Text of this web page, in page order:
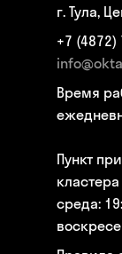
г. Тула,
+7 (4872)
Время
Пункт
среда: